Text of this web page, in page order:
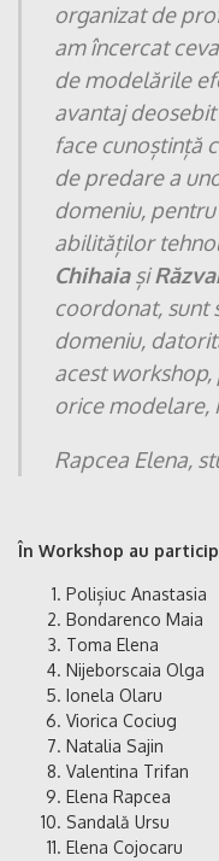
organizat de
am încercat
demodelările
avantaj
face cunoștință
de predare a
domeniu,
abilităților
Chihaiași
coordonat, sunt
domeniu,
acest
orice modelare,
Rapcea Elena,
În Workshop au
Polișiuc Anastasia
Bondarenco Maia
Toma Elena
Nijeborscaia Olga
Ionela Olaru
Viorica Cociug
Natalia Sajin
Valentina Trifan
Elena Rapcea
Sandală Ursu
Elena Cojocaru